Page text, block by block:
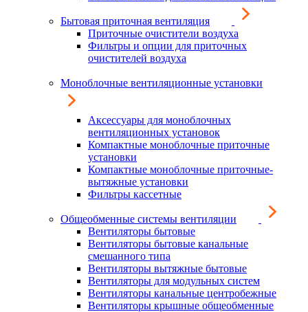
Бытовая приточная вентиляция
Приточные очистители воздуха
Фильтры и опции для приточных
очистителей воздуха
Моноблочные вентиляционные установки
Аксессуары для моноблочных
вентиляционных установок
Компактные моноблочные приточные
установки
Компактные моноблочные приточные-
вытяжные установки
Фильтры кассетные
Общеобменные системы вентиляции
Вентиляторы бытовые
Вентиляторы бытовые канальные
смешанного типа
Вентиляторы вытяжные бытовые
Вентиляторы для модульных систем
Вентиляторы канальные центробежные
Вентиляторы крышные общеобменные